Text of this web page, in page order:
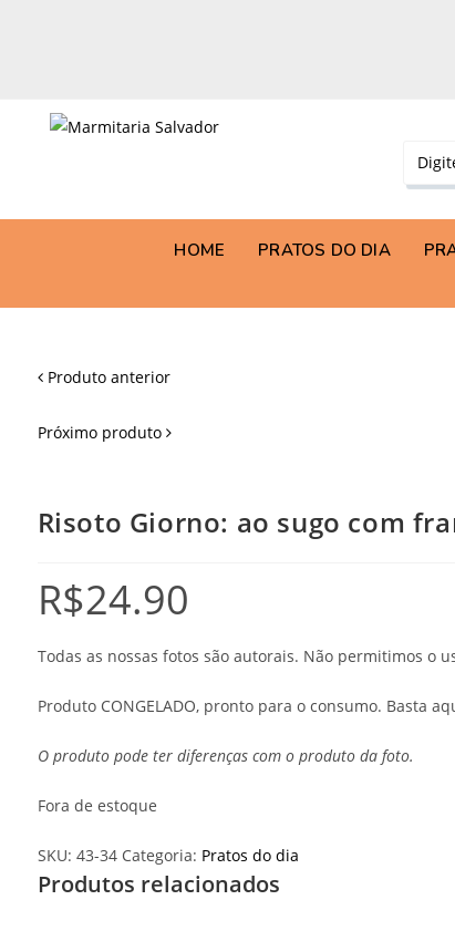
HOME PRATOS DO DIA
Produto anterior
Próximo produto
Risoto Giorno: ao sugo com
R$24.90
Todas as nossas fotos são autorais. Não permitimos o
Produto CONGELADO, pronto para o consumo. Basta
O produto pode ter diferenças com o produto da foto.
Fora de estoque
SKU: 43-34 Categoria: Pratos do dia
Produtos relacionados